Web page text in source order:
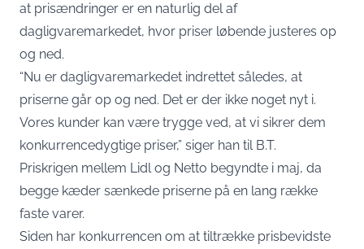
at prisændringer er en naturlig del af
dagligvaremarkedet, hvor priser løbende justeres op
og ned.
“Nu er dagligvaremarkedet indrettet således, at
priserne går op og ned. Det er der ikke noget nyt i.
Vores kunder kan være trygge ved, at vi sikrer dem
konkurrencedygtige priser,” siger han til B.T.
Priskrigen mellem Lidl og Netto begyndte i maj, da
begge kæder sænkede priserne på en lang række
faste varer.
Siden har konkurrencen om at tiltrække prisbevidste